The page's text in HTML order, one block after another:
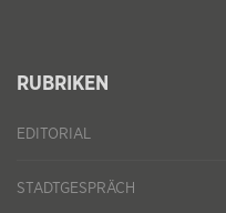
RUBRIKEN
EDITORIAL
STADTGESPRÄCH